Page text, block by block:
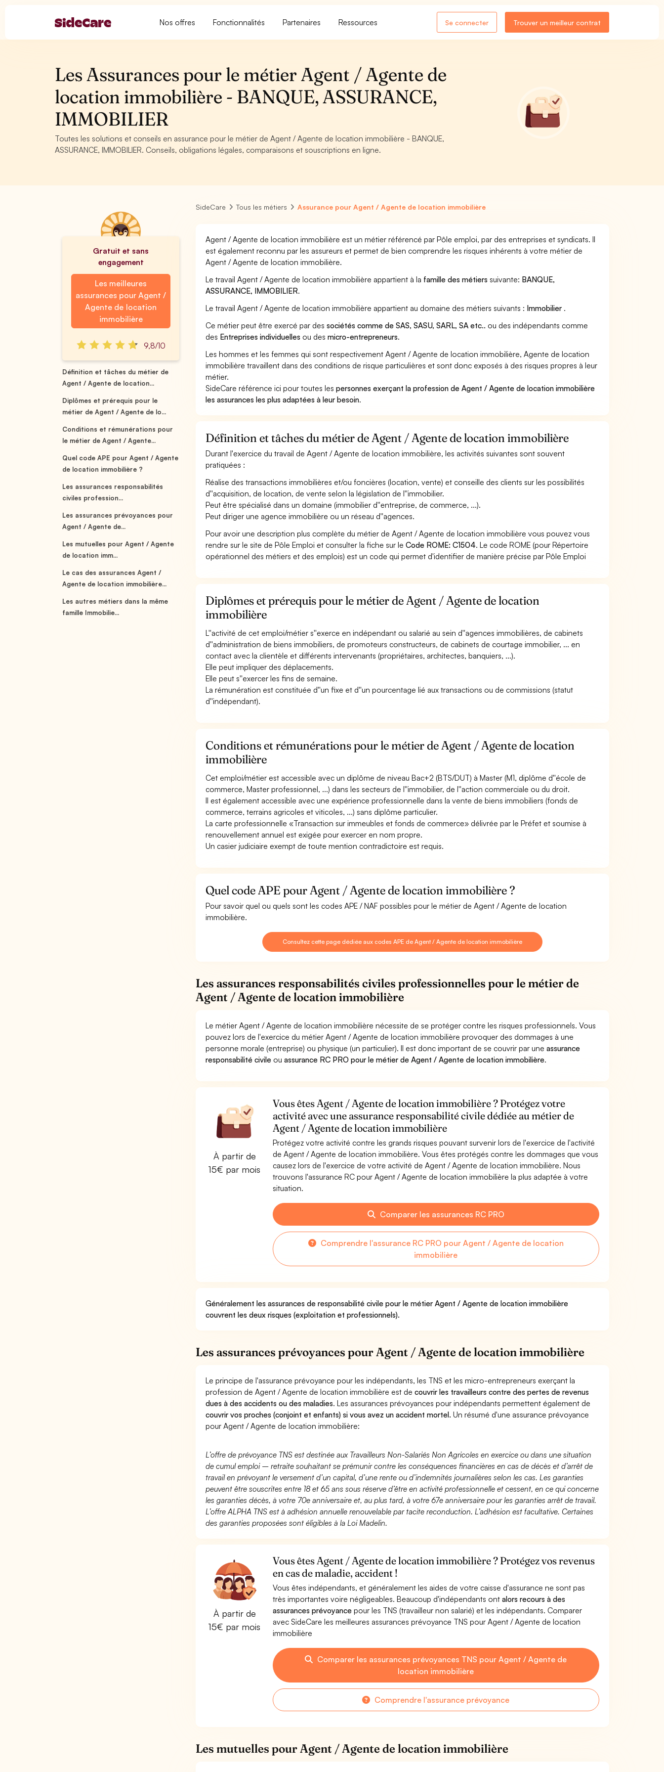
Nos offres Fonctionnalités Partenaires Ressources Se connecter Trouver un meilleur contrat
Les Assurances pour le métier Agent / Agente de
location immobilière - BANQUE, ASSURANCE,
IMMOBILIER
Toutes les solutions et conseils en assurance pour le métier de Agent / Agente de location immobilière - BANQUE,
ASSURANCE, IMMOBILIER. Conseils, obligations légales, comparaisons et souscriptions en ligne.
Gratuit et sans
engagement
Les meilleures
assurances pour Agent /
Agente de location
immobilière
9,8/10
Définition et tâches du métier de
Agent / Agente de location...
Diplômes et prérequis pour le
métier de Agent / Agente de lo...
Conditions et rémunérations pour
le métier de Agent / Agente...
Quel code APE pour Agent / Agente
de location immobilière ?
Les assurances responsabilités
civiles profession...
Les assurances prévoyances pour
Agent / Agente de...
Les mutuelles pour Agent / Agente
de location imm...
Le cas des assurances Agent /
Agente de location immobilière...
Les autres métiers dans la même
famille Immobilie...
SideCare Tous les métiers Assurance pour Agent / Agente de location immobilière
Agent / Agente de location immobilière est un métier référencé par Pôle emploi, par des entreprises et syndicats. Il
est également reconnu par les assureurs et permet de bien comprendre les risques inhérents à votre métier de
Agent / Agente de location immobilière.
Le travail Agent / Agente de location immobilière appartient à la famille des métiers suivante: BANQUE,
ASSURANCE, IMMOBILIER.
Le travail Agent / Agente de location immobilière appartient au domaine des métiers suivants : Immobilier .
Ce métier peut être exercé par dessociétés comme de SAS, SASU, SARL, SA etc.. ou des indépendants comme
des Entreprises individuelles ou desmicro-entrepreneurs.
Les hommes et les femmes qui sont respectivement Agent / Agente de location immobilière, Agente de location
immobilière travaillent dans des conditions de risque particulières et sont donc exposés à des risques propres à leur
métier.
SideCare référence ici pour toutes lespersonnes exerçant la profession de Agent / Agente de location immobilière
les assurances les plus adaptées à leur besoin.
Définition et tâches du métier de Agent / Agente de location immobilière
Durant l'exercice du travail de Agent / Agente de location immobilière, les activités suivantes sont souvent
pratiquées :
Réalise des transactions immobilières et/ou foncières (location, vente) et conseille des clients sur les possibilités
d''acquisition, de location, de vente selon la législation de l''immobilier.
Peut être spécialisé dans un domaine (immobilier d''entreprise, de commerce, ...).
Peut diriger une agence immobilière ou un réseau d''agences.
Pour avoir une description plus complète du métier de Agent / Agente de location immobilière vous pouvez vous
rendre sur le site de Pôle Emploi et consulter la fiche sur leCode ROME: C1504. Le code ROME (pour Répertoire
opérationnel des métiers et des emplois) est un code qui permet d'identifier de manière précise par Pôle Emploi
Diplômes et prérequis pour le métier de Agent / Agente de location
immobilière
L''activité de cet emploi/métier s''exerce en indépendant ou salarié au sein d''agences immobilières, de cabinets
d''administration de biens immobiliers, de promoteurs constructeurs, de cabinets de courtage immobilier, ... en
contact avec la clientèle et différents intervenants (propriétaires, architectes, banquiers, ...).
Elle peut impliquer des déplacements.
Elle peut s''exercer les fins de semaine.
La rémunération est constituée d''un fixe et d''un pourcentage lié aux transactions ou de commissions (statut
d''indépendant).
Conditions et rémunérations pour le métier de Agent / Agente de location
immobilière
Cet emploi/métier est accessible avec un diplôme de niveau Bac+2 (BTS/DUT) à Master (M1, diplôme d''école de
commerce, Master professionnel, ...) dans les secteurs de l''immobilier, de l''action commerciale ou du droit.
Il est également accessible avec une expérience professionnelle dans la vente de biens immobiliers (fonds de
commerce, terrains agricoles et viticoles, ...) sans diplôme particulier.
La carte professionnelle «Transaction sur immeubles et fonds de commerce» délivrée par le Préfet et soumise à
renouvellement annuel est exigée pour exercer en nom propre.
Un casier judiciaire exempt de toute mention contradictoire est requis.
Quel code APE pour Agent / Agente de location immobilière ?
Pour savoir quel ou quels sont les codes APE / NAF possibles pour le métier de Agent / Agente de location
immobilière.
Consultez cette page dédiée aux codes APE de Agent / Agente de location immobilière
Les assurances responsabilités civiles professionnelles pour le métier de
Agent / Agente de location immobilière
Le métier Agent / Agente de location immobilière nécessite de se protéger contre les risques professionnels. Vous
pouvez lors de l'exercice du métier Agent / Agente de location immobilière provoquer des dommages à une
personne morale (entreprise) ou physique (un particulier). Il est donc important de se couvrir par uneassurance
responsabilité civile ouassurance RC PRO pour le métier de Agent / Agente de location immobilière.
À partir de
15€ par mois
Vous êtes Agent / Agente de location immobilière ? Protégez votre
activité avec une assurance responsabilité civile dédiée au métier de
Agent / Agente de location immobilière
Protégez votre activité contre les grands risques pouvant survenir lors de l'exercice de l'activité
de Agent / Agente de location immobilière. Vous êtes protégés contre les dommages que vous
causez lors de l'exercice de votre activité de Agent / Agente de location immobilière. Nous
trouvons l'assurance RC pour Agent / Agente de location immobilière la plus adaptée à votre
situation.
Comparer les assurances RC PRO
Comprendre l'assurance RC PRO pour Agent / Agente de location
immobilière
Généralement les assurances de responsabilité civile pour le métier Agent / Agente de location immobilière
couvrent les deux risques (exploitation et professionnels).
Les assurances prévoyances pour Agent / Agente de location immobilière
Le principe de l'assurance prévoyance pour les indépendants, les TNS et les micro-entrepreneurs exerçant la
profession de Agent / Agente de location immobilière est decouvrir les travailleurs contre des pertes de revenus
dues à des accidents ou des maladies. Les assurances prévoyances pour indépendants permettent également de
couvrir vos proches (conjoint et enfants) si vous avez un accident mortel. Un résumé d'une assurance prévoyance
pour Agent / Agente de location immobilière:
L’offre de prévoyance TNS est destinée aux Travailleurs Non-Salariés Non Agricoles en exercice ou dans une situation
de cumul emploi – retraite souhaitant se prémunir contre les conséquences financières en cas de décès et d’arrêt de
travail en prévoyant le versement d’un capital, d’une rente ou d’indemnités journalières selon les cas. Les garanties
peuvent être souscrites entre 18 et 65 ans sous réserve d’être en activité professionnelle et cessent, en ce qui concerne
les garanties décès, à votre 70e anniversaire et, au plus tard, à votre 67e anniversaire pour les garanties arrêt de travail.
L’offre ALPHA TNS est à adhésion annuelle renouvelable par tacite reconduction. L’adhésion est facultative. Certaines
des garanties proposées sont éligibles à la Loi Madelin.
À partir de
15€ par mois
Vous êtes Agent / Agente de location immobilière ? Protégez vos revenus
en cas de maladie, accident !
Vous êtes indépendants, et généralement les aides de votre caisse d'assurance ne sont pas
très importantes voire négligeables. Beaucoup d'indépendants ont alors recours à des
assurances prévoyancepour les TNS (travailleur non salarié) et les indépendants. Comparer
avec SideCare les meilleures assurances prévoyance TNS pour Agent / Agente de location
immobilière
Comparer les assurances prévoyances TNS pour Agent / Agente de
location immobilière
Comprendre l'assurance prévoyance
Les mutuelles pour Agent / Agente de location immobilière